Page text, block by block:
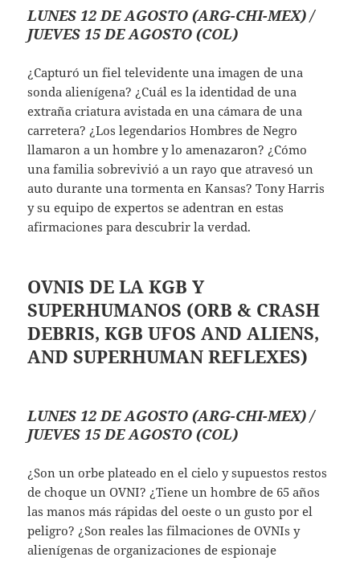
LUNES 12 DE AGOSTO (ARG-CHI-MEX) /
JUEVES 15 DE AGOSTO (COL)
¿Capturó un fiel televidente una imagen de una
sonda alienígena? ¿Cuál es la identidad de una
extraña criatura avistada en una cámara de una
carretera? ¿Los legendarios Hombres de Negro
llamaron a un hombre y lo amenazaron? ¿Cómo
una familia sobrevivió a un rayo que atravesó un
auto durante una tormenta en Kansas? Tony Harris
y su equipo de expertos se adentran en estas
afirmaciones para descubrir la verdad.
OVNIS DE LA KGB Y
SUPERHUMANOS (ORB & CRASH
DEBRIS, KGB UFOS AND ALIENS,
AND SUPERHUMAN REFLEXES)
LUNES 12 DE AGOSTO (ARG-CHI-MEX) /
JUEVES 15 DE AGOSTO (COL)
¿Son un orbe plateado en el cielo y supuestos restos
de choque un OVNI? ¿Tiene un hombre de 65 años
las manos más rápidas del oeste o un gusto por el
peligro? ¿Son reales las filmaciones de OVNIs y
alienígenas de organizaciones de espionaje